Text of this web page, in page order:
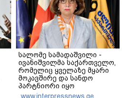
სალომე სამადაშვილი -
ივანიშვილმა საქართველო,
რომელიც ყველაზე მყარი
მოკავშირე და სანდო
პარტნიორი იყო
დასავლეთისთვის
www.interpressnews.ge